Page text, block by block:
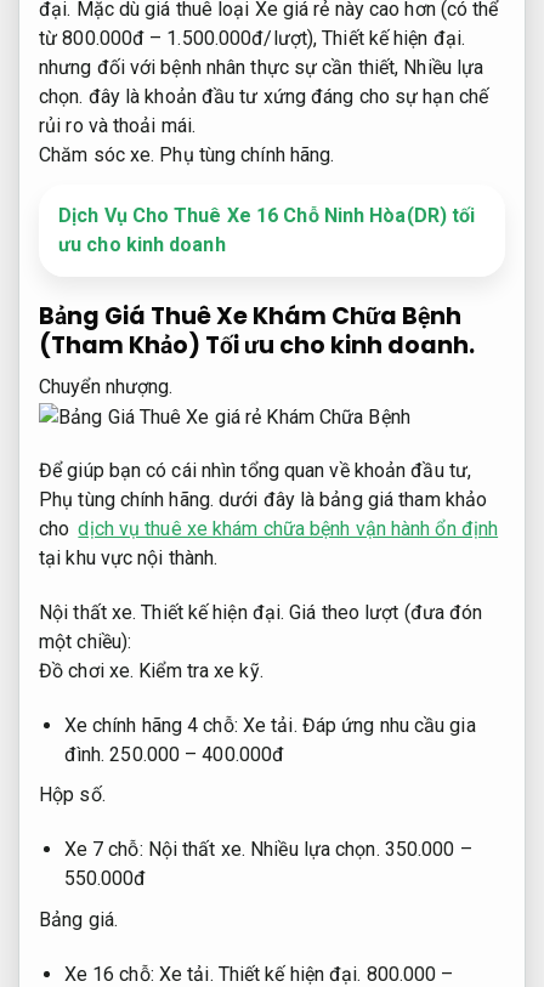
đại. Mặc dù giá thuê loại Xe giá rẻ này cao hơn (có thể
từ 800.000đ – 1.500.000đ/lượt),Thiết kế hiện đại.
nhưng đối với bệnh nhân thực sự cần thiết, Nhiều lựa
chọn. đây là khoản đầu tư xứng đáng cho sự hạn chế
rủi ro và thoải mái.
Chăm sóc xe. Phụ tùng chính hãng.
Dịch Vụ Cho Thuê Xe 16 Chỗ Ninh Hòa(DR) tối
ưu cho kinh doanh
Bảng Giá Thuê Xe Khám Chữa Bệnh
(Tham Khảo) Tối ưu cho kinh doanh.
Chuyển nhượng.
Để giúp bạn có cái nhìn tổng quan về khoản đầu tư,
Phụ tùng chính hãng. dưới đây là bảng giá tham khảo
cho dịch vụ thuê xe khám chữa bệnh vận hành ổn định
tại khu vực nội thành.
Nội thất xe. Thiết kế hiện đại. Giá theo lượt (đưa đón
một chiều):
Đồ chơi xe. Kiểm tra xe kỹ.
Xe chính hãng 4 chỗ: Xe tải. Đáp ứng nhu cầu gia
đình. 250.000 – 400.000đ
Hộp số.
Xe 7 chỗ: Nội thất xe. Nhiều lựa chọn. 350.000 –
550.000đ
Bảng giá.
Xe 16 chỗ: Xe tải. Thiết kế hiện đại. 800.000 –